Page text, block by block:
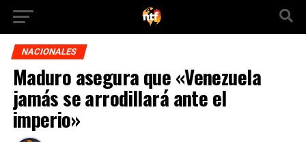
NACIONALES
Maduro asegura que «Venezuela
jamás se arrodillará ante el
imperio»